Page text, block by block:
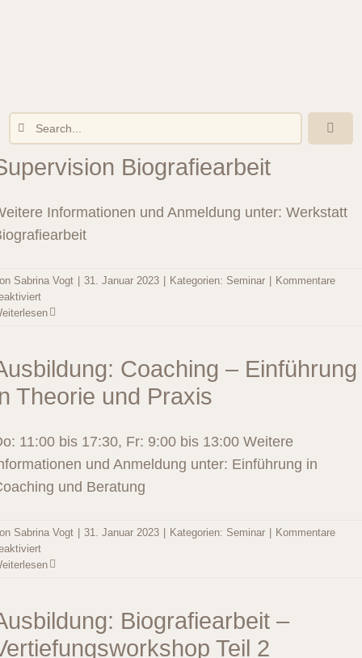
Suche
nach:
Toggle
Biografiearbeit
Informationen und Anmeldung unter: Werkstatt
Sabrina Vogt 31. Januar 2023 Kategorien: Seminar
Kommentare
für
Supervision
Coaching – Einführung
Theorie und Praxis
11:00 bis 17:30, Fr: 9:00 bis 13:00 Weitere
und Anmeldung unter: Einführung in
und Beratung
Sabrina Vogt 31. Januar 2023 Kategorien: Seminar
Kommentare
für
Ausbildung:
Einführung
in
Theorie
Biografiearbeit –
Teil 2